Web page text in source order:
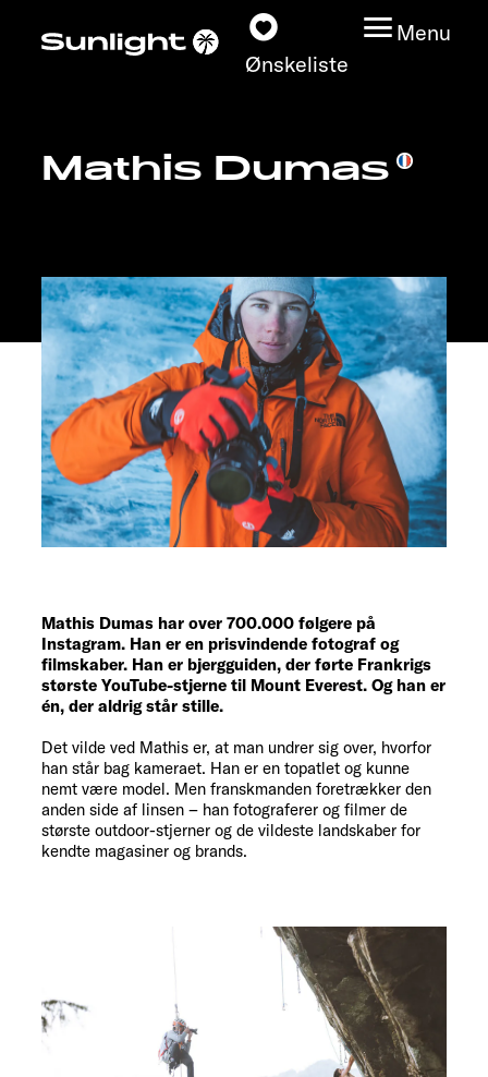
Ønskeliste
Menu
Modeller
Find din Sunlight
Find forhandler
Oplev
Service
Mathis Dumas
Mathis Dumas har over 700.000 følgere på
Instagram. Han er en prisvindende fotograf og
filmskaber. Han er bjergguiden, der førte Frankrigs
største YouTube-stjerne til Mount Everest. Og han er
én, der aldrig står stille.
Det vilde ved Mathis er, at man undrer sig over, hvorfor
han står bag kameraet. Han er en topatlet og kunne
nemt være model. Men franskmanden foretrækker den
anden side af linsen – han fotograferer og filmer de
største outdoor-stjerner og de vildeste landskaber for
kendte magasiner og brands.